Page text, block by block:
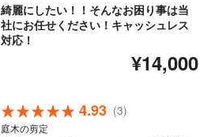
綺麗にしたい！！そんなお困り事は当
社にお任せください！キャッシュレス
対応！
¥14,000
4.93 (3)
庭木の剪定